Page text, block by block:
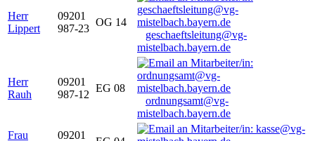
Herr
Lippert
09201
987-23
OG 14
geschaeftsleitung@vg-
mistelbach.bayern.de
Herr
Rauh
09201
987-12
EG 08
ordnungsamt@vg-
mistelbach.bayern.de
Frau
09201